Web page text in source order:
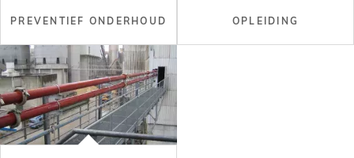
PREVENTIEF ONDERHOUD OPLEIDING